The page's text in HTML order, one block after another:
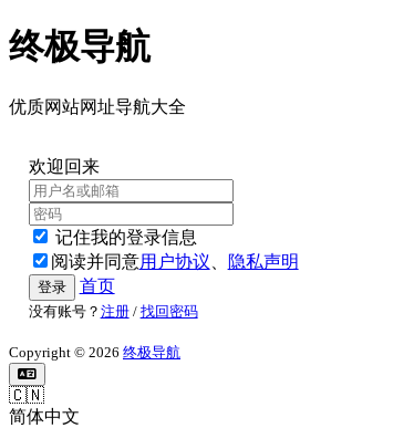
终极导航
优质网站网址导航大全
欢迎回来
记住我的登录信息
阅读并同意用户协议 、 隐私声明
登录 首页
没有账号？ 注册/ 找回密码
Copyright © 2026 终极导航
🇨🇳
简体中文